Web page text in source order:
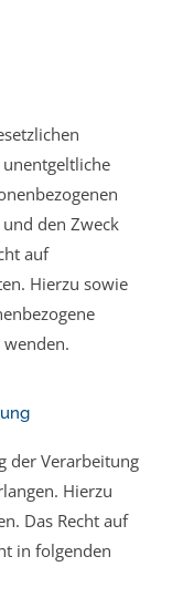
den Zweck
auf
Hierzu sowie
der Verarbeitung
Hierzu
Das Recht auf
in folgenden